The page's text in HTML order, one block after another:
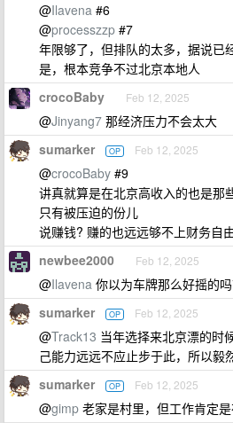
@Ilavena #6
@processzzp #7
年限够了，但排队的太多，据说已
是，根本竞争不过北京本地人
crocoBaby Feb 12, 2025
@Jinyang7 那经济压力不会太大
sumarker OP Feb 12, 2025
@crocoBaby #9
讲真就算是在北京高收入的也是那
只有被压迫的份儿
说赚钱? 赚的也远远够不上财务自
newbee2000 Feb 12, 2025
@Ilavena 你以为车牌那么好摇的吗
sumarker OP Feb 12, 2025
@Track13 当年选择来北京漂的时
己能力远远不应止步于此，所以毅
sumarker OP Feb 12, 2025
@gimp 老家是村里，但工作肯定是